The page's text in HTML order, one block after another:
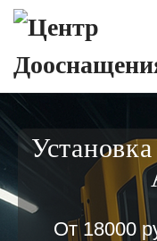
От 18000